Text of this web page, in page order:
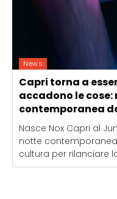
News
Capri torna a
accadono le cose:
contemporanea
Nasce Nox Capri al
notte
cultura per rilanciare